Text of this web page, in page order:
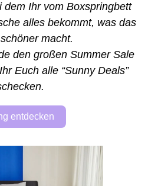
dem Ihr vom Boxspringbett
alles bekommt, was das
macht.
den großen Summer Sale
Euch alle “Sunny Deals”
entdecken